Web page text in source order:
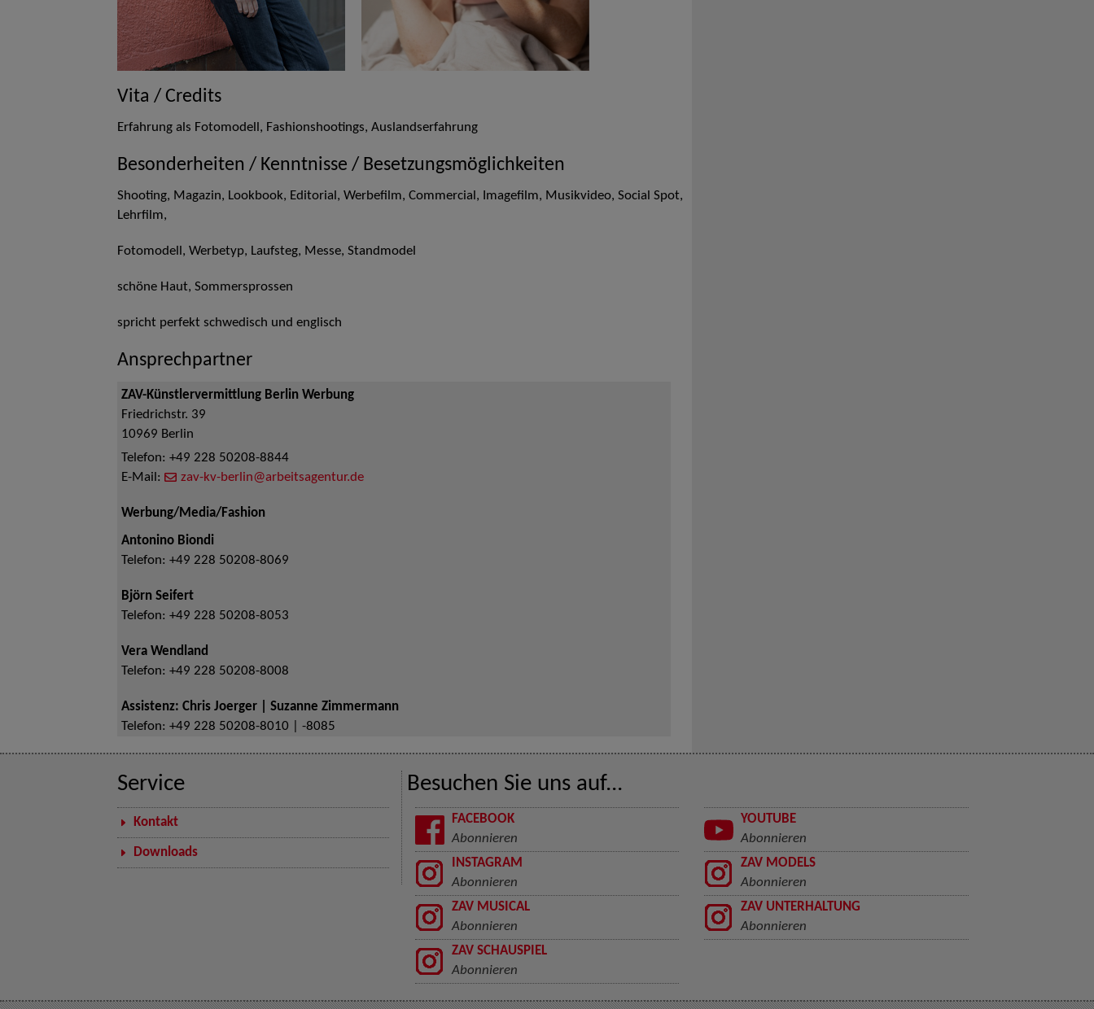
Vita / Credits
Erfahrung als Fotomodell, Fashionshootings, Auslandserfahrung
Besonderheiten / Kenntnisse / Besetzungsmöglichkeiten
Shooting, Magazin, Lookbook, Editorial, Werbefilm, Commercial, Imagefilm, Musikvideo, Social Spot,
Lehrfilm,
Fotomodell, Werbetyp, Laufsteg, Messe, Standmodel
schöne Haut, Sommersprossen
spricht perfekt schwedisch und englisch
Ansprechpartner
ZAV-Künstlervermittlung Berlin Werbung
Friedrichstr. 39
10969 Berlin
Telefon: +49 228 50208-8844
E-Mail:
zav-kv-berlin@arbeitsagentur.de
Werbung/Media/Fashion
Antonino Biondi
Telefon: +49 228 50208-8069
Björn Seifert
Telefon: +49 228 50208-8053
Vera Wendland
Telefon: +49 228 50208-8008
Assistenz: Chris Joerger | Suzanne Zimmermann
Telefon: +49 228 50208-8010 | -8085
Service
Kontakt
Downloads
Besuchen Sie uns auf...
FACEBOOK
Abonnieren
YOUTUBE
Abonnieren
INSTAGRAM
Abonnieren
ZAV MODELS
Abonnieren
ZAV MUSICAL
Abonnieren
ZAV UNTERHALTUNG
Abonnieren
ZAV SCHAUSPIEL
Abonnieren